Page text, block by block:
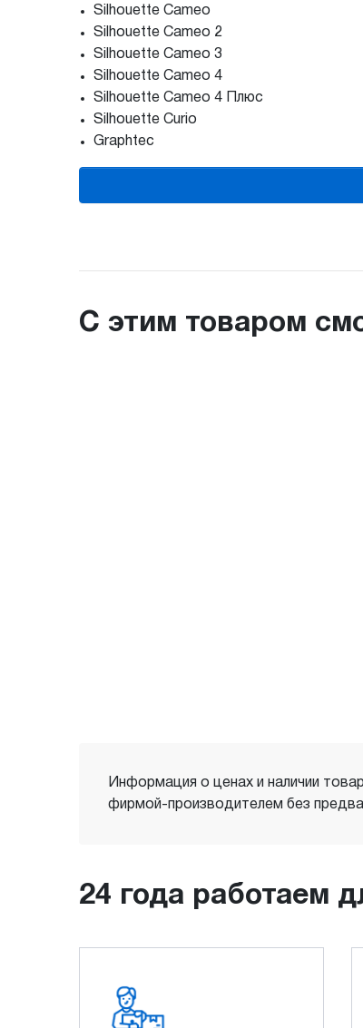
Silhouette Cameo
Silhouette Cameo 2
Silhouette Cameo 3
Silhouette Cameo 4
Silhouette Cameo 4 Плюс
Silhouette Curio
Graphtec
С этим товаром
Информация о ценах и наличии
фирмой-производителем без
24 года работаем